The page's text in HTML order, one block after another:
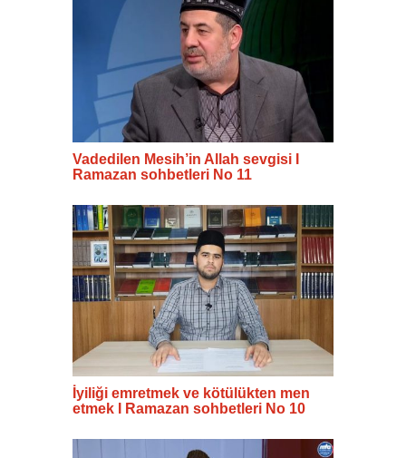
Vadedilen Mesih’in Allah sevgisi I
Ramazan sohbetleri No 11
İyiliği emretmek ve kötülükten men
etmek I Ramazan sohbetleri No 10